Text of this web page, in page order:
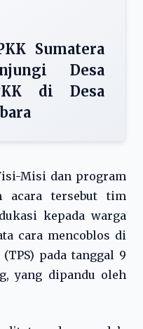
Sumatera
Desa
di Desa
Misi dan program
acara tersebut tim
kepada warga
cara mencoblos di
pada tanggal 9
yang dipandu oleh